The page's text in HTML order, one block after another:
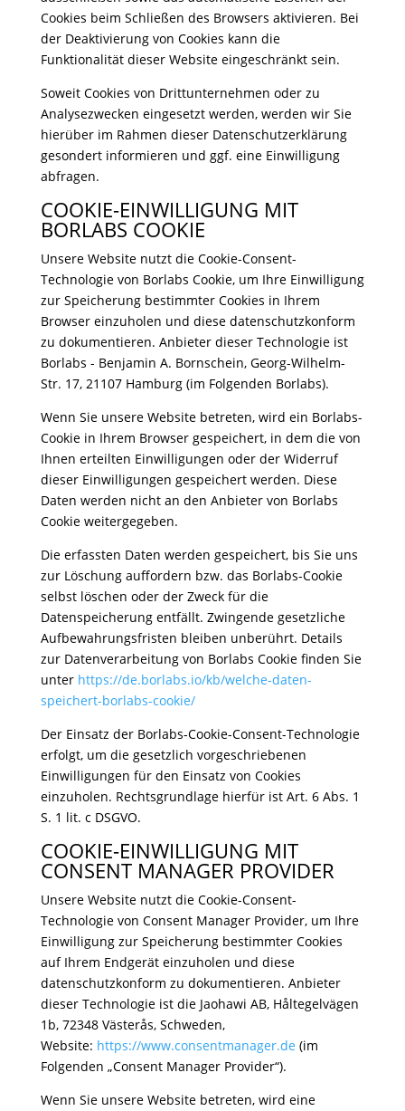
Cookies beim Schließen des Browsers aktivieren. Bei
der Deaktivierung von Cookies kann die
Funktionalität dieser Website eingeschränkt sein.
Soweit Cookies von Drittunternehmen oder zu
Analysezwecken eingesetzt werden, werden wir Sie
hierüber im Rahmen dieser Datenschutzerklärung
gesondert informieren und ggf. eine Einwilligung
abfragen.
COOKIE-EINWILLIGUNG MIT
BORLABS COOKIE
Unsere Website nutzt die Cookie-Consent-
Technologie von Borlabs Cookie, um Ihre Einwilligung
zur Speicherung bestimmter Cookies in Ihrem
Browser einzuholen und diese datenschutzkonform
zu dokumentieren. Anbieter dieser Technologie ist
Borlabs - Benjamin A. Bornschein, Georg-Wilhelm-
Str. 17, 21107 Hamburg (im Folgenden Borlabs).
Wenn Sie unsere Website betreten, wird ein Borlabs-
Cookie in Ihrem Browser gespeichert, in dem die von
Ihnen erteilten Einwilligungen oder der Widerruf
dieser Einwilligungen gespeichert werden. Diese
Daten werden nicht an den Anbieter von Borlabs
Cookie weitergegeben.
Die erfassten Daten werden gespeichert, bis Sie uns
zur Löschung auffordern bzw. das Borlabs-Cookie
selbst löschen oder der Zweck für die
Datenspeicherung entfällt. Zwingende gesetzliche
Aufbewahrungsfristen bleiben unberührt. Details
zur Datenverarbeitung von Borlabs Cookie finden Sie
unter https://de.borlabs.io/kb/welche-daten-
speichert-borlabs-cookie/
Der Einsatz der Borlabs-Cookie-Consent-Technologie
erfolgt, um die gesetzlich vorgeschriebenen
Einwilligungen für den Einsatz von Cookies
einzuholen. Rechtsgrundlage hierfür ist Art. 6 Abs. 1
S. 1 lit. c DSGVO.
COOKIE-EINWILLIGUNG MIT
CONSENT MANAGER PROVIDER
Unsere Website nutzt die Cookie-Consent-
Technologie von Consent Manager Provider, um Ihre
Einwilligung zur Speicherung bestimmter Cookies
auf Ihrem Endgerät einzuholen und diese
datenschutzkonform zu dokumentieren. Anbieter
dieser Technologie ist die Jaohawi AB, Håltegelvägen
1b, 72348 Västerås, Schweden,
Website: https://www.consentmanager.de (im
Folgenden „Consent Manager Provider“).
Wenn Sie unsere Website betreten, wird eine